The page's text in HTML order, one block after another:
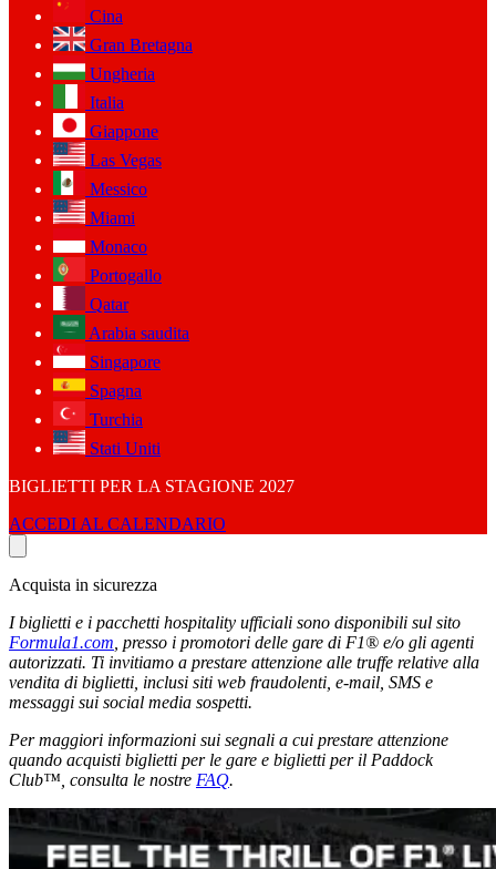
Cina
Gran Bretagna
Ungheria
Italia
Giappone
Las Vegas
Messico
Miami
Monaco
Portogallo
Qatar
Arabia saudita
Singapore
Spagna
Turchia
Stati Uniti
BIGLIETTI PER LA STAGIONE 2027
ACCEDI AL CALENDARIO
Acquista in sicurezza
I biglietti e i pacchetti hospitality ufficiali sono disponibili sul sito
Formula1.com , presso i promotori delle gare di F1® e/o gli agenti
autorizzati. Ti invitiamo a prestare attenzione alle truffe relative alla
vendita di biglietti, inclusi siti web fraudolenti, e-mail, SMS e
messaggi sui social media sospetti.
Per maggiori informazioni sui segnali a cui prestare attenzione
quando acquisti biglietti per le gare e biglietti per il Paddock
Club™, consulta le nostre FAQ.